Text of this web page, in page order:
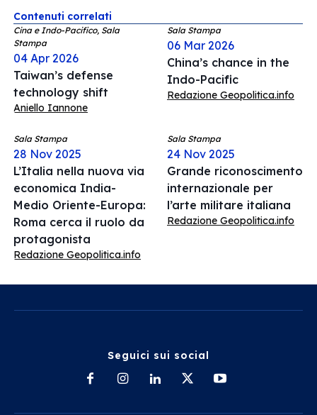
Contenuti correlati
Cina e Indo-Pacifico, Sala
Stampa
04 Apr 2026
Taiwan’s defense
technology shift
Aniello Iannone
Sala Stampa
06 Mar 2026
China’s chance in the
Indo-Pacific
Redazione Geopolitica.info
Sala Stampa
28 Nov 2025
L’Italia nella nuova via
economica India-
Medio Oriente-Europa:
Roma cerca il ruolo da
protagonista
Redazione Geopolitica.info
Sala Stampa
24 Nov 2025
Grande riconoscimento
internazionale per
l’arte militare italiana
Redazione Geopolitica.info
Seguici sui social